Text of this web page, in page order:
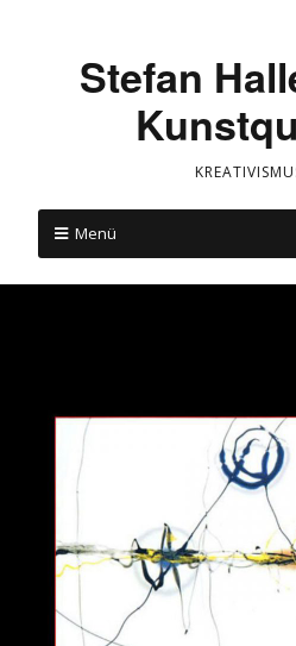
Stefan
Menü